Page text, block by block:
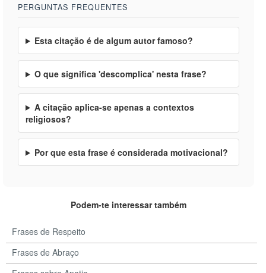
PERGUNTAS FREQUENTES
Esta citação é de algum autor famoso?
O que significa 'descomplica' nesta frase?
A citação aplica-se apenas a contextos
religiosos?
Por que esta frase é considerada motivacional?
Podem-te interessar também
Frases de Respeito
Frases de Abraço